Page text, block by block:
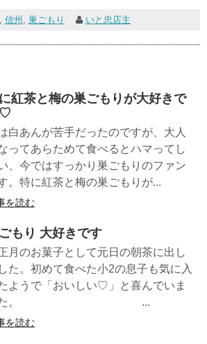
信州 , 巣ごもり いと忠店主
紅茶と梅の巣ごもりが大好きで
白あんが苦手だったのですが、大人
ってあらためて食べるとハマってし
、今ではすっかり巣ごもりのファン
。特に紅茶と梅の巣ごもりが...
を読む
もり 大好きです
月のお菓子として元日の朝茶に出し
た。初めて食べた小2の息子も気に入
ようで「おいしい♡」と喜んでいま
た。 ...
を読む